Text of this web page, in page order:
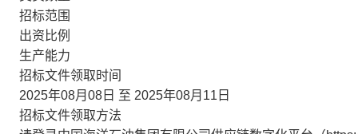
招标范围
出资比例
生产能力
招标文件领取时间
2025年08月08日 至 2025年08月11日
招标文件领取方法